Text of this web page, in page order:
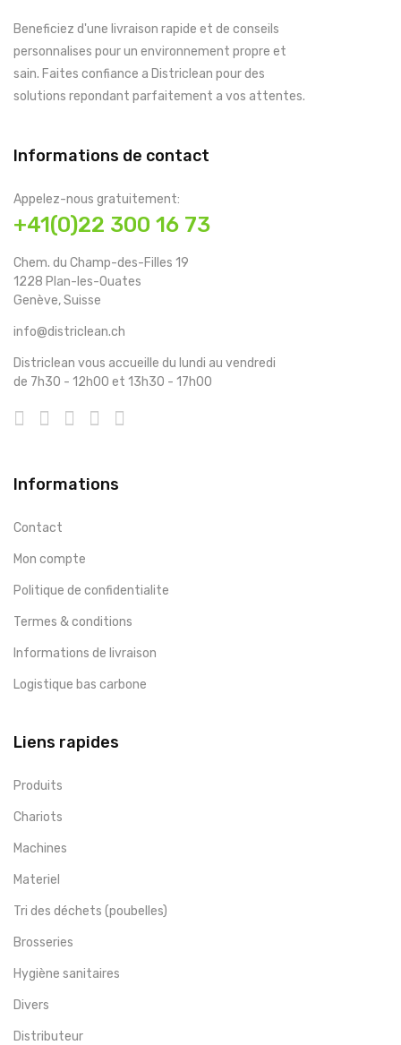
Beneficiez d'une livraison rapide et de conseils
personnalises pour un environnement propre et
sain. Faites confiance a Districlean pour des
solutions repondant parfaitement a vos attentes.
Informations de contact
Appelez-nous gratuitement:
+41(0)22 300 16 73
Chem. du Champ-des-Filles 19
1228 Plan-les-Ouates
Genève, Suisse
info@districlean.ch
Districlean vous accueille du lundi au vendredi
de 7h30 - 12h00 et 13h30 - 17h00
Informations
Contact
Mon compte
Politique de confidentialite
Termes & conditions
Informations de livraison
Logistique bas carbone
Liens rapides
Produits
Chariots
Machines
Materiel
Tri des déchets (poubelles)
Brosseries
Hygiène sanitaires
Divers
Distributeur